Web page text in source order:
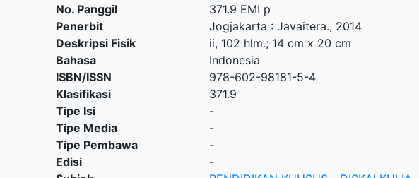
No. Panggil
371.9 EMI p
Penerbit
Jogjakarta : Javaitera., 2014
Deskripsi Fisik
ii, 102 hlm.; 14 cm x 20 cm
Bahasa
Indonesia
ISBN/ISSN
978-602-98181-5-4
Klasifikasi
371.9
Tipe Isi
-
Tipe Media
-
Tipe Pembawa
-
Edisi
-